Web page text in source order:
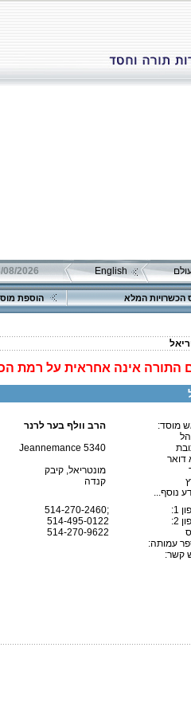
English 08/08/2026 שבת כ"ה
הכשרויות המלא הוספת
התורה אינה אחראית על רמת
מוסד:
הרב וולף בער לרנר
5340 Jeannemance
דואר
מונטריאל, קיבק
קנדה
נוסף...
1:
2:
עמותה:
קשר:
514-270-2460;
514-495-0122
514-270-9622